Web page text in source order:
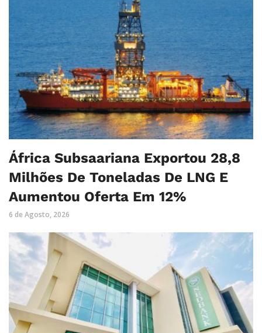
África Subsaariana Exportou 28,8
Milhões De Toneladas De LNG E
Aumentou Oferta Em 12%
6 de Agosto, 2026